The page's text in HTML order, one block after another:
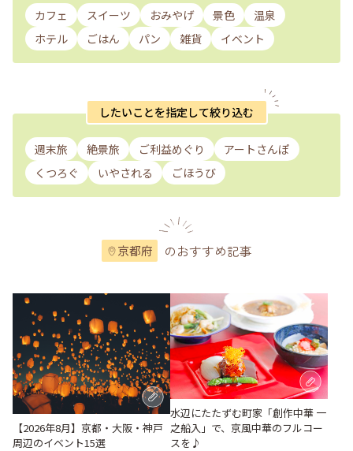
カフェ スイーツ おみやげ 景色
温泉
ホテル
ごはん パン 雑貨 イベント
したいことを指定して絞り込む
週末旅 絶景旅 ご利益めぐり
アートさんぽ
くつろぐ
いやされる ごほうび
京都府 のおすすめ記事
【2026年8月】京都・大阪・神戸
周辺のイベント15選
水辺にたたずむ町家「創作中華 一
之船入」で、京風中華のフルコー
スを♪